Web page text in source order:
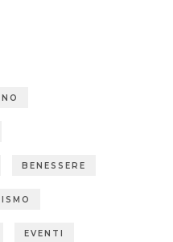
BENESSERE
EVENTI